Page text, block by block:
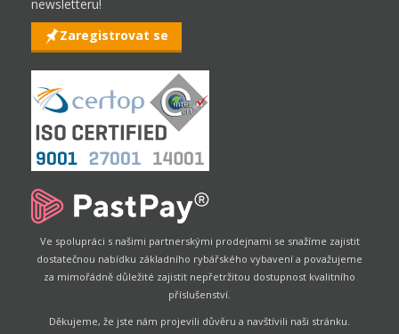
newsletteru!
Zaregistrovat se
Ve spolupráci s našimi partnerskými prodejnami se snažíme zajistit
dostatečnou nabídku základního rybářského vybavení a považujeme
za mimořádně důležité zajistit nepřetržitou dostupnost kvalitního
příslušenství.
Děkujeme, že jste nám projevili důvěru a navštívili naši stránku.